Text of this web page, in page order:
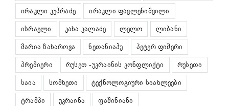
ირაკლი კუპრაძე
ირაკლი ფავლენიშვილი
ისრაელი
კახა კალაძე ლელო
ლიბანი
მარია ზახაროვა
ნეთანიაჰუ
პეტერ ფიშერი
პრემიერი
რუსეთ -უკრაინის კონფლიქტი
რუსეთი
საია
სომხეთი
ტექნოლოგიური სიახლეები
ტრამპი
უკრაინა
ფაშინიანი